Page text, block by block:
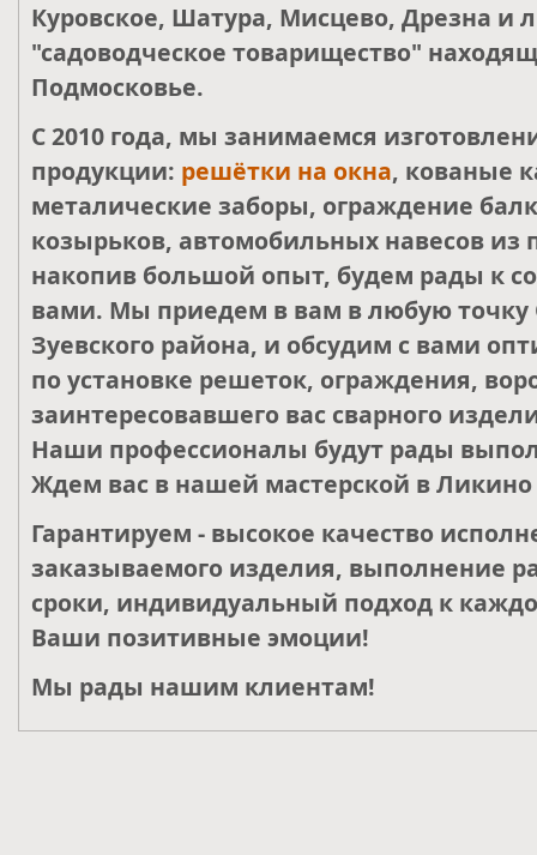
Куровское, Шатура, Мисцево, Дрезна и
"садоводческое товарищество"
Подмосковье.
С 2010 года, мы занимаемся
продукции: решётки на окна, кованые
металические заборы, ограждение
козырьков, автомобильных навесов из
накопив большой опыт, будем рады к
вами. Мы приедем в вам в любую точку
Зуевского района, и обсудим с вами
по установке решеток, ограждения,
заинтересовавшего вас сварного
Наши профессионалы будут рады
Ждем вас в нашей мастерской в Ликино
Гарантируем - высокое качество
заказываемого изделия, выполнение
сроки, индивидуальный подход к
Ваши позитивные эмоции!
Мы рады нашим клиентам!